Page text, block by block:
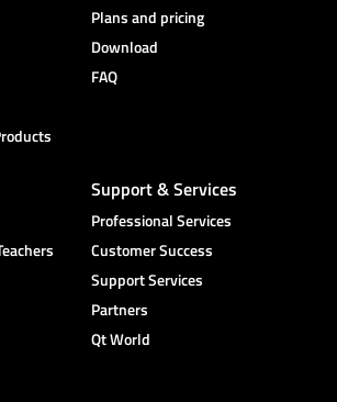
Plans and pricing
Download
FAQ
Support & Services
Professional Services
Customer Success
Support Services
Partners
Qt World